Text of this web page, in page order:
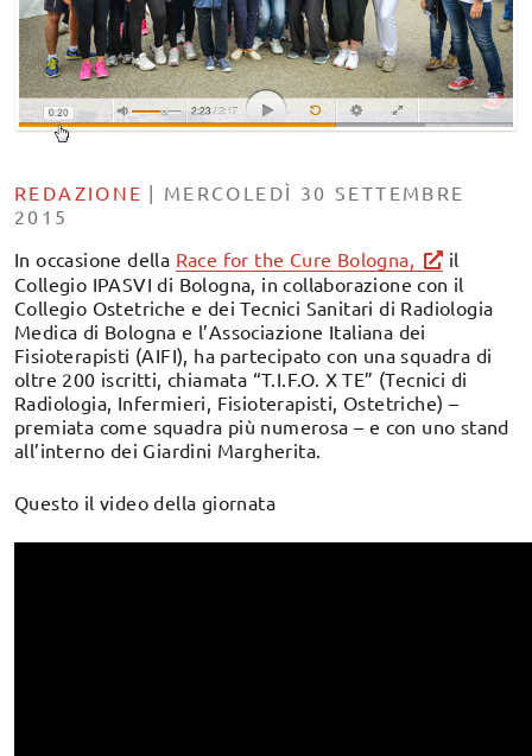
REDAZIONE | MERCOLEDÌ 30 SETTEMBRE
2015
In occasione della Race for the Cure Bologna,
il
Collegio IPASVI di Bologna, in collaborazione con il
Collegio Ostetriche e dei Tecnici Sanitari di Radiologia
Medica di Bologna e l’Associazione Italiana dei
Fisioterapisti (AIFI), ha partecipato con una squadra di
oltre 200 iscritti, chiamata “T.I.F.O. X TE” (Tecnici di
Radiologia, Infermieri, Fisioterapisti, Ostetriche) –
premiata come squadra più numerosa – e con uno stand
all’interno dei Giardini Margherita.
Questo il video della giornata